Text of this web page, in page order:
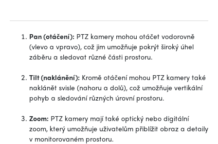
Pan (otáčení): PTZ kamery mohou otáčet vodorovně
(vlevo a vpravo), což jim umožňuje pokrýt široký úhel
záběru a sledovat různé části prostoru.
Tilt (naklánění): Kromě otáčení mohou PTZ kamery také
naklánět svisle (nahoru a dolů), což umožňuje vertikální
pohyb a sledování různých úrovní prostoru.
Zoom: PTZ kamery mají také optický nebo digitální
zoom, který umožňuje uživatelům přiblížit obraz a detaily
v monitorovaném prostoru.